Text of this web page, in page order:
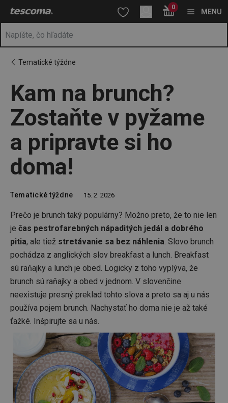
Nachádzate sa na stránke Kam na brunch? Zostaňte v pyžame
Prejsť na hlavný obsah
Prejsť na vyhľadávanie
Prejsť na navigáciu 0
MENU
Tematické týždne
Kam na brunch?
Zostaňte v pyžame
a pripravte si ho
doma!
Tematické týždne 15. 2. 2026
Prečo je brunch taký populárny? Možno preto, že to nie len
je čas pestrofarebných nápaditých jedál a dobrého
pitia, ale tiež stretávanie sa bez náhlenia. Slovo brunch
pochádza z anglických slov breakfast a lunch. Breakfast
sú raňajky a lunch je obed. Logicky z toho vyplýva, že
brunch sú raňajky a obed v jednom. V slovenčine
neexistuje presný preklad tohto slova a preto sa aj u nás
používa pojem brunch. Nachystať ho doma nie je až také
ťažké. Inšpirujte sa u nás.